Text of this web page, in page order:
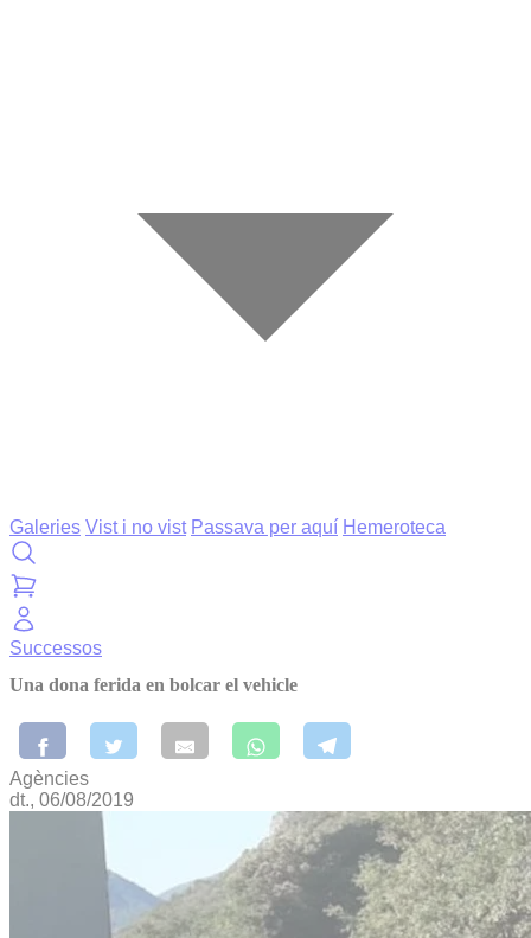
Galeries Vist i no vist Passava per aquí Hemeroteca
Successos
Una dona ferida en bolcar el vehicle
Agències
dt., 06/08/2019